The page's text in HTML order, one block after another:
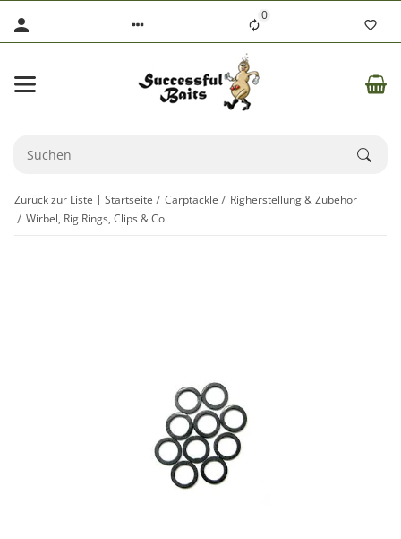
0
Zurück zur Liste Startseite Carptackle
Righerstellung & Zubehör
Wirbel, Rig Rings, Clips & Co